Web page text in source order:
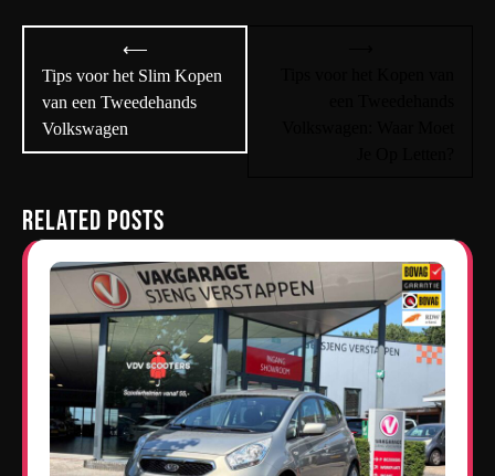
navigatie
⟵
Tips voor het Slim Kopen
van een Tweedehands
Volkswagen
Related Posts